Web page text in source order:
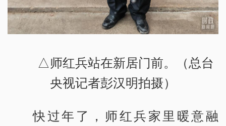
△师红兵站在新居门前。（总台
央视记者彭汉明拍摄）
快过年了，师红兵家里暖意融